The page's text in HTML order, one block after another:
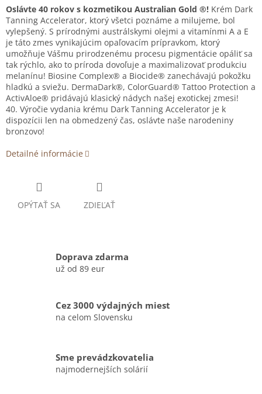
Oslávte 40 rokov s kozmetikou Australian Gold ®! Krém Dark
Tanning Accelerator, ktorý všetci poznáme a milujeme, bol
vylepšený. S prírodnými austrálskymi olejmi a vitamínmi A a E
je táto zmes vynikajúcim opaľovacím prípravkom, ktorý
umožňuje Vášmu prirodzenému procesu pigmentácie opáliť sa
tak rýchlo, ako to príroda dovoľuje a maximalizovať produkciu
melanínu! Biosine Complex® a Biocide® zanechávajú pokožku
hladkú a sviežu. DermaDark®, ColorGuard® Tattoo Protection a
ActivAloe® pridávajú klasický nádych našej exotickej zmesi!
40. Výročie vydania krému Dark Tanning Accelerator je k
dispozícii len na obmedzený čas, oslávte naše narodeniny
bronzovo!
Detailné informácie
OPÝTAŤ SA ZDIEĽAŤ
Doprava zdarma
už od 89 eur
Cez 3000 výdajných miest
na celom Slovensku
Sme prevádzkovatelia
najmodernejších solárií